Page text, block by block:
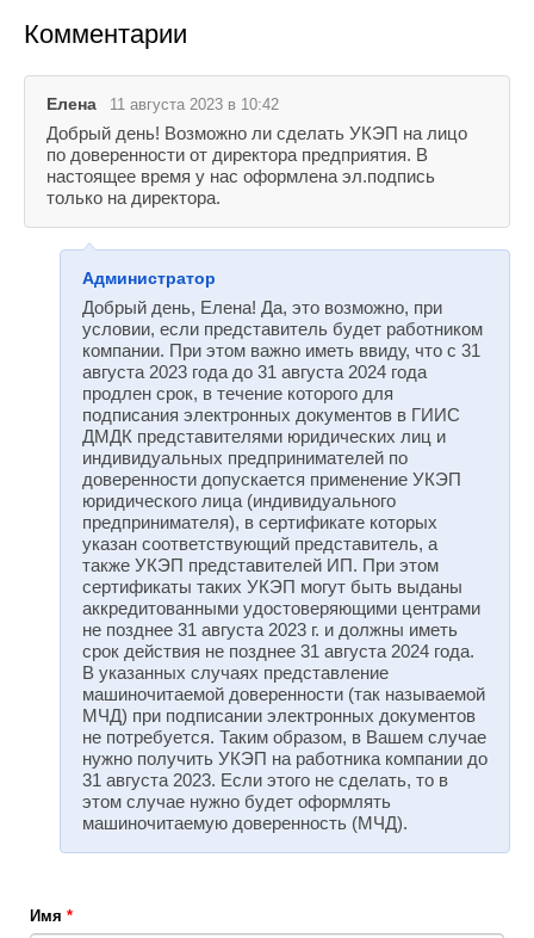
Комментарии
Елена 11 августа 2023 в 10:42
Добрый день! Возможно ли сделать УКЭП на лицо
по доверенности от директора предприятия. В
настоящее время у нас оформлена эл.подпись
только на директора.
Администратор
Добрый день, Елена! Да, это возможно, при
условии, если представитель будет работником
компании. При этом важно иметь ввиду, что с 31
августа 2023 года до 31 августа 2024 года
продлен срок, в течение которого для
подписания электронных документов в ГИИС
ДМДК представителями юридических лиц и
индивидуальных предпринимателей по
доверенности допускается применение УКЭП
юридического лица (индивидуального
предпринимателя), в сертификате которых
указан соответствующий представитель, а
также УКЭП представителей ИП. При этом
сертификаты таких УКЭП могут быть выданы
аккредитованными удостоверяющими центрами
не позднее 31 августа 2023 г. и должны иметь
срок действия не позднее 31 августа 2024 года.
В указанных случаях представление
машиночитаемой доверенности (так называемой
МЧД) при подписании электронных документов
не потребуется. Таким образом, в Вашем случае
нужно получить УКЭП на работника компании до
31 августа 2023. Если этого не сделать, то в
этом случае нужно будет оформлять
машиночитаемую доверенность (МЧД).
Имя *